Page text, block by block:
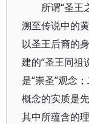
所谓“圣王
溯至传说中的
以圣王后裔的
建的“圣王同祖
是“崇圣”观念
概念的实质是
其中所蕴含的